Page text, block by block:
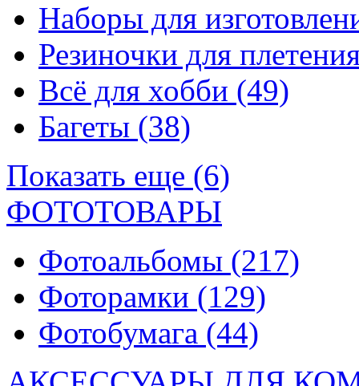
Наборы для
Резиночки для
Всё для хобби (49)
Багеты (38)
Показать еще (6)
ФОТОТОВАРЫ
Фотоальбомы (217)
Фоторамки (129)
Фотобумага (44)